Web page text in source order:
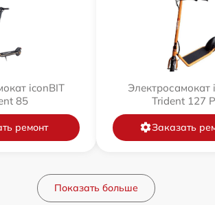
iconBIT
85
ремонт
Электросамокат
Trident 127
Заказать
Показать больше